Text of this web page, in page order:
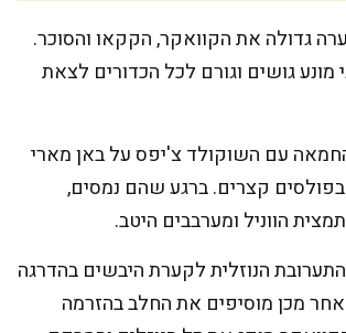
גדולה את הקוואקר, הקקאו והסוכר.
מונע גושים וגורם לכל הכדורים לצאת
עם השוקולד צ'יפס על באן מארי
בפולסים קצרים. ברגע שהם נמסים,
הווניל ומערבבים היטב.
הנוזלית לקערת היבשים בהדרגה
מכן מוסיפים את החלב בהזרמה